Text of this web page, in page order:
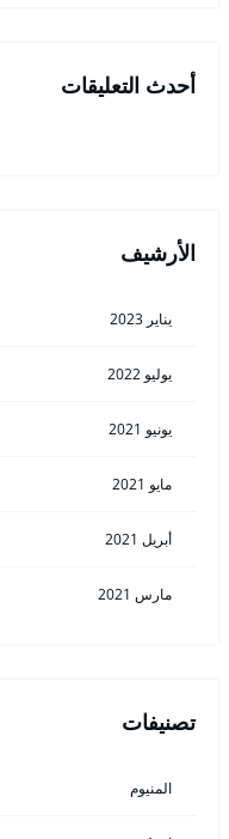
أحدث التعليقات
الأرشيف
يناير 2023
يوليو 2022
يونيو 2021
مايو 2021
أبريل 2021
مارس 2021
تصنيفات
المنيوم